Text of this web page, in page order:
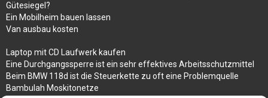
Gütesiegel?
Ein Mobilheim bauen lassen
Van ausbau kosten
Laptop mit CD Laufwerk kaufen
Eine Durchgangssperre ist ein sehr effektives Arbeitsschutzmittel
Beim BMW 118d ist die Steuerkette zu oft eine Problemquelle
Bambulah Moskitonetze